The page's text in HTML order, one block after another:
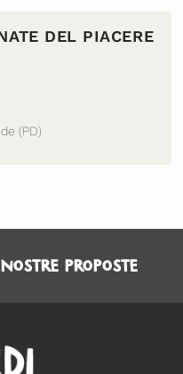
DEL PIACERE
(PD)
proposte